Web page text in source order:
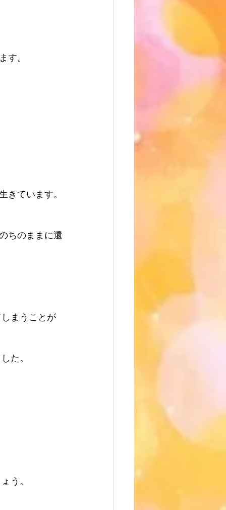
す。
きています。
ちのままに還
まうことが
た。
う。